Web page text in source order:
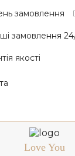
замовлення
замовлення
якості
Love You